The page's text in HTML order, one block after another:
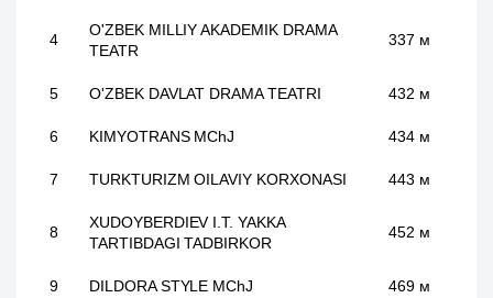
4
O'ZBEK MILLIY AKADEMIK DRAMA
TEATR
337 м
5 O'ZBEK DAVLAT DRAMA TEATRI 432 м
6 KIMYOTRANS MChJ 434 м
7 TURKTURIZM OILAVIY KORXONASI 443 м
8
XUDOYBERDIEV I.T. YAKKA
TARTIBDAGI TADBIRKOR
452 м
9 DILDORA STYLE MChJ 469 м